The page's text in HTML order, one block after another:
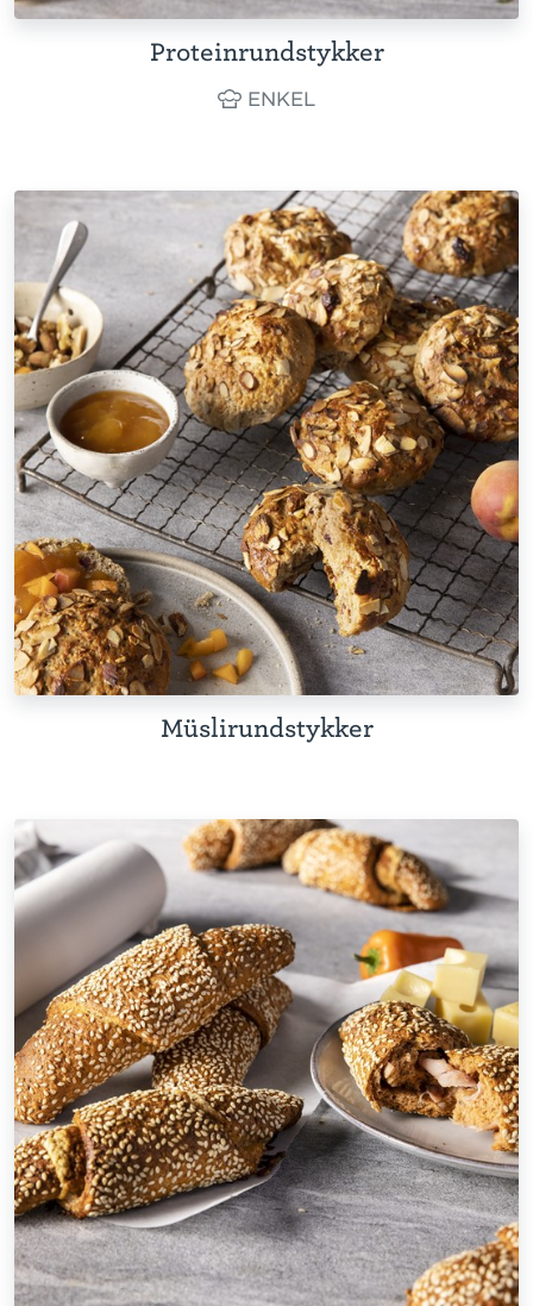
Proteinrundstykker
ENKEL
Müslirundstykker